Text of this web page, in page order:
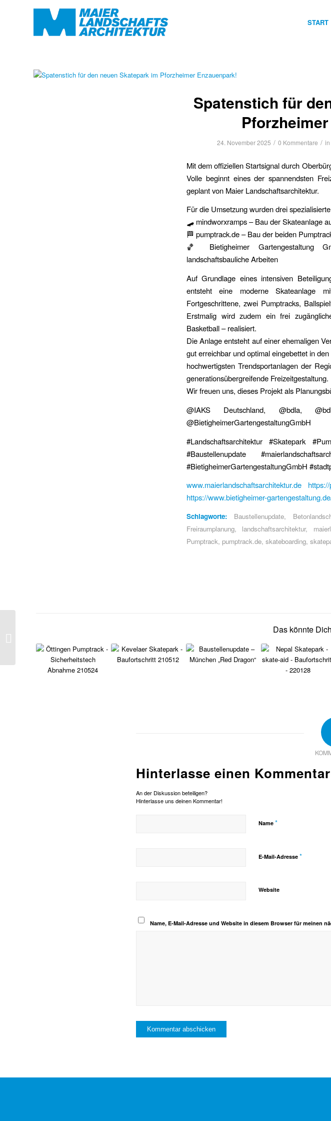
START
Spatenstich für
24. November 2025 / 0 Kommentare / in
Mit dem offiziellen Startsignal durch
Volle beginnt eines der spannendsten
geplant von Maier Landschaftsarchitektur.
Für die Umsetzung wurden drei
🛹 mindworxramps – Bau der Skateanlage
🏁 pumptrack.de – Bau der beiden
🏀 Bietigheimer Gartengestaltung
landschaftsbauliche Arbeiten
Auf Grundlage eines intensiven
entsteht eine moderne Skateanlage
Fortgeschrittene, zwei Pumptracks,
Erstmalig wird zudem ein frei
Basketball – realisiert.
Die Anlage entsteht auf einer ehemaligen
gut erreichbar und optimal eingebettet in
hochwertigsten Trendsportanlagen der
generationsübergreifende Freizeitgestaltung.
Wir freuen uns, dieses Projekt als
@IAKS Deutschland, @bdla,
@BietigheimerGartengestaltungGmbH
#Landschaftsarchitektur #Skatepark
#Baustellenupdate
#BietigheimerGartengestaltungGmbH
www.maierlandschaftsarchitektur.de
https://www.bietigheimer-
Schlagworte: Baustellenupdate,
Freiraumplanung, landschaftsarchitektur,
Pumptrack, pumptrack.de, skateboarding,
Das könnte
Hinterlasse einen Kommentar
An der Diskussion beteiligen?
Hinterlasse uns deinen Kommentar!
Name *
E-Mail-Adresse *
Website
Name, E-Mail-Adresse und Website in diesem Browser für meinen
Skateparks